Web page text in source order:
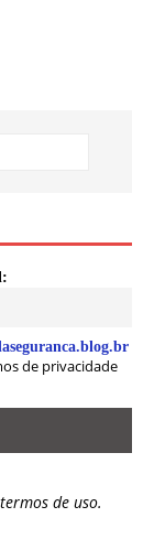
de privacidade
de uso.